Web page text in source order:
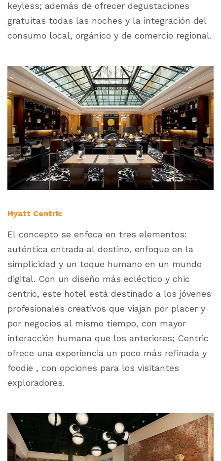
keyless; además de ofrecer degustaciones
gratuitas todas las noches y la integración del
consumo local, orgánico y de comercio regional.
Hyatt Centric
El concepto se enfoca en tres elementos:
auténtica entrada al destino, enfoque en la
simplicidad y un toque humano en un mundo
digital. Con un diseño más ecléctico y chic
centric, este hotel está destinado a los jóvenes
profesionales creativos que viajan por placer y
por negocios al mismo tiempo, con mayor
interacción humana que los anteriores; Centric
ofrece una experiencia un poco más refinada y
foodie , con opciones para los visitantes
exploradores.